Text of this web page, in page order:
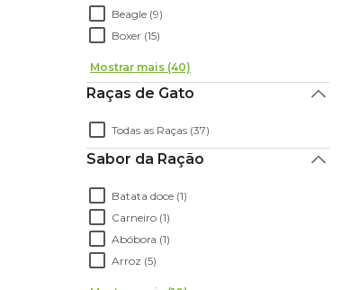
Beagle (9)
Boxer (15)
Mostrar mais (40)
Raças de Gato
Todas as Raças (37)
Sabor da Ração
Batata doce (1)
Carneiro (1)
Abóbora (1)
Arroz (5)